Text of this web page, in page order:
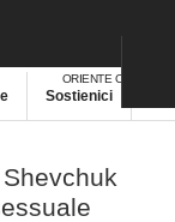
ORIENTE CRISTIANO
Sostienici